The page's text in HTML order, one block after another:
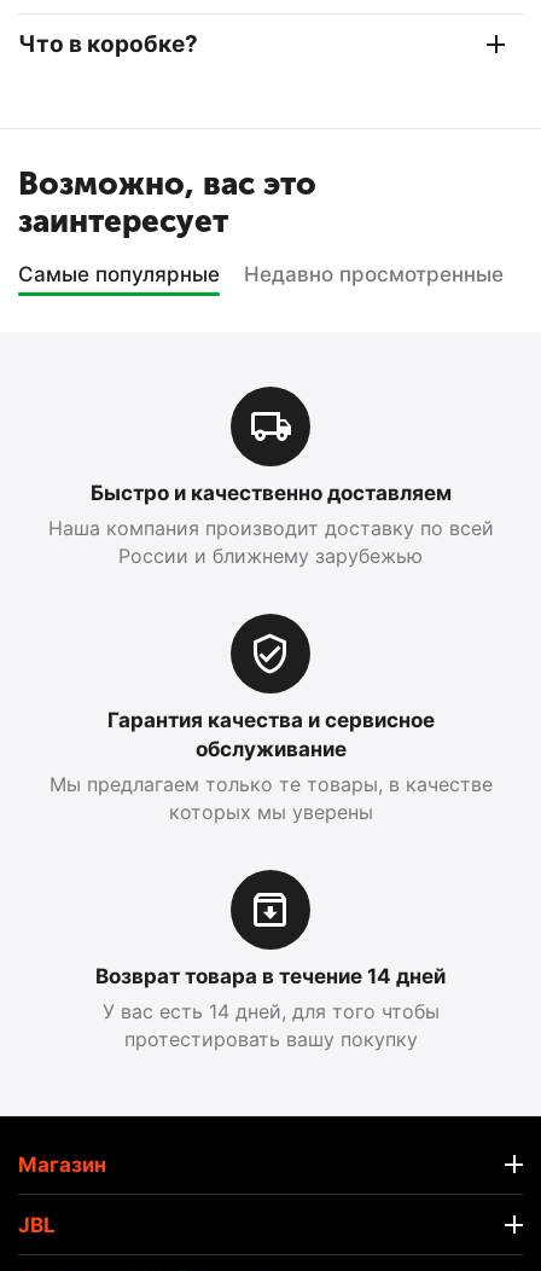
Что в коробке?
Возможно, вас это
заинтересует
Самые популярные Недавно просмотренные
Быстро и качественно доставляем
Наша компания производит доставку по всей
России и ближнему зарубежью
Гарантия качества и сервисное
обслуживание
Мы предлагаем только те товары, в качестве
которых мы уверены
Возврат товара в течение 14 дней
У вас есть 14 дней, для того чтобы
протестировать вашу покупку
Магазин
JBL